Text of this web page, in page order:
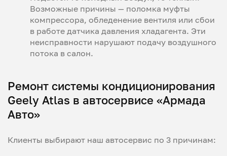
Возможные причины — поломка муфты
компрессора, обледенение вентиля или сбои
в работе датчика давления хладагента. Эти
неисправности нарушают подачу воздушного
потока в салон.
Ремонт системы кондиционирования
Geely Atlas в автосервисе «Армада
Авто»
Клиенты выбирают наш автосервис по 3 причинам: